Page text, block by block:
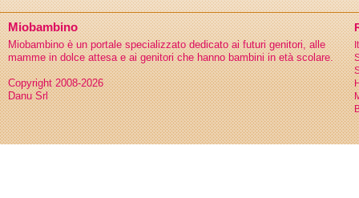
Miobambino
Miobambino è un portale specializzato dedicato ai futuri genitori, alle
mamme in dolce attesa e ai genitori che hanno bambini in età scolare.
Copyright 2008-2026
Danu Srl